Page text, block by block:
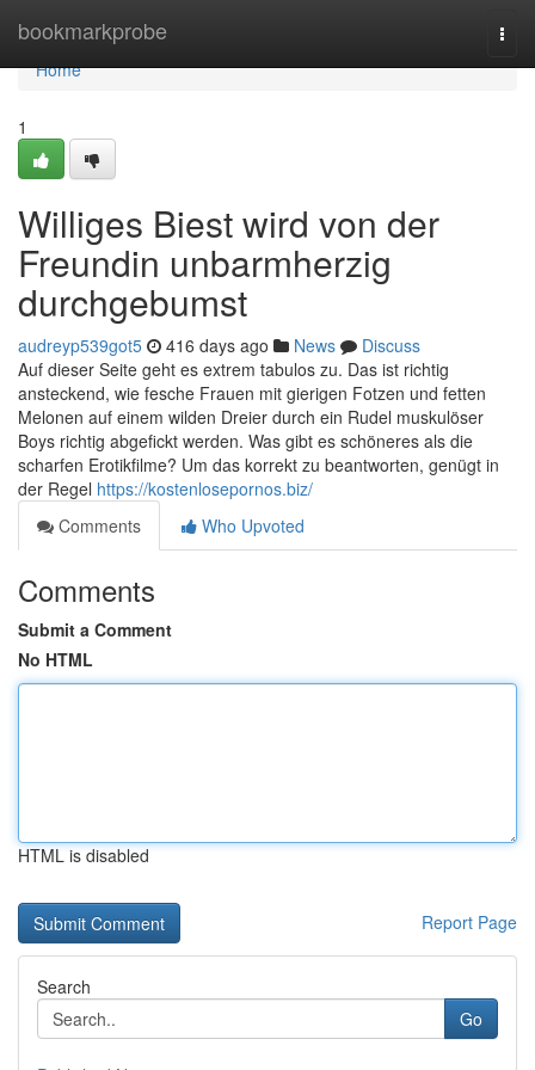
bookmarkprobe
Home
Home
1
Williges Biest wird von der
Freundin unbarmherzig
durchgebumst
audreyp539got5 416 days ago News
Discuss
Auf dieser Seite geht es extrem tabulos zu. Das ist richtig
ansteckend, wie fesche Frauen mit gierigen Fotzen und fetten
Melonen auf einem wilden Dreier durch ein Rudel muskulöser
Boys richtig abgefickt werden. Was gibt es schöneres als die
scharfen Erotikfilme? Um das korrekt zu beantworten, genügt in
der Regel https://kostenlosepornos.biz/
Comments
Who Upvoted
Comments
Submit a Comment
No HTML
HTML is disabled
Report Page
Search
Go